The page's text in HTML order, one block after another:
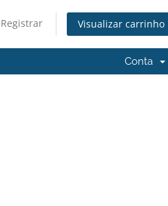
Registrar Visualizar carrinho
Conta